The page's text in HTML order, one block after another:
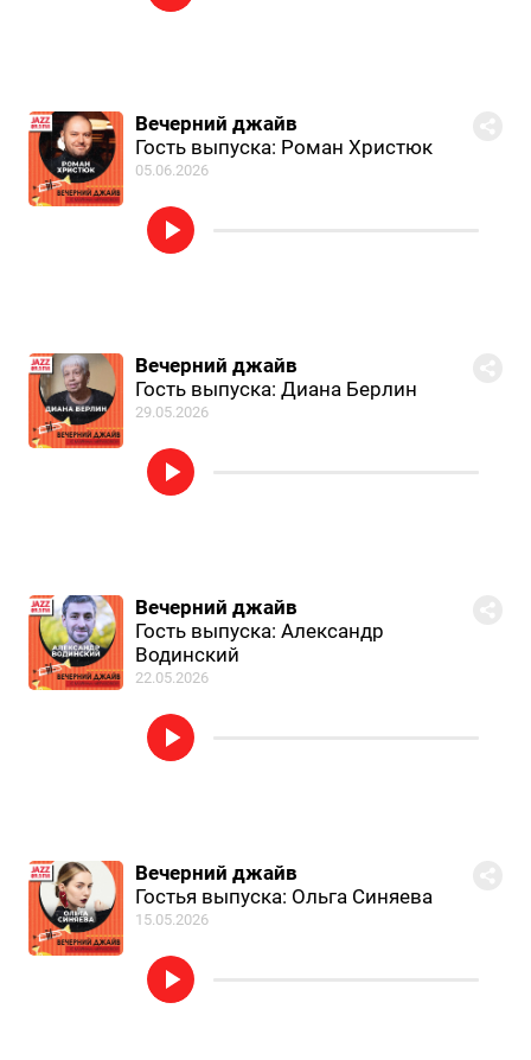
Вечерний джайв
Гость выпуска: Роман Христюк
05.06.2026
Вечерний джайв
Гость выпуска: Диана Берлин
29.05.2026
Вечерний джайв
Гость выпуска: Александр
Водинский
22.05.2026
Вечерний джайв
Гостья выпуска: Ольга Синяева
15.05.2026